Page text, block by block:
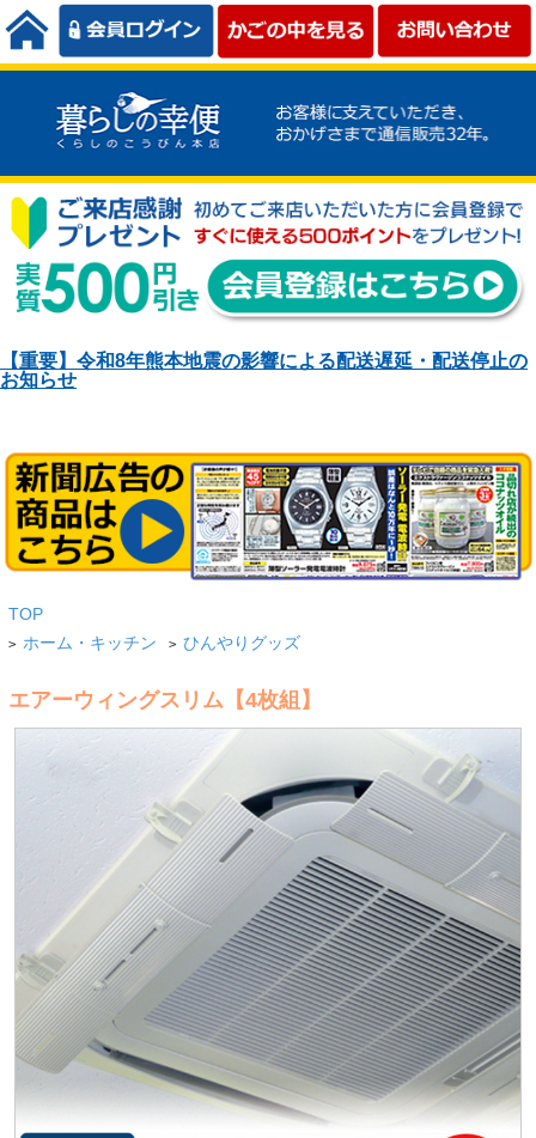
【重要】令和8年熊本地震の影響による配送遅延・配送停止の
お知らせ
TOP
> ホーム・キッチン > ひんやりグッズ
エアーウィングスリム【4枚組】